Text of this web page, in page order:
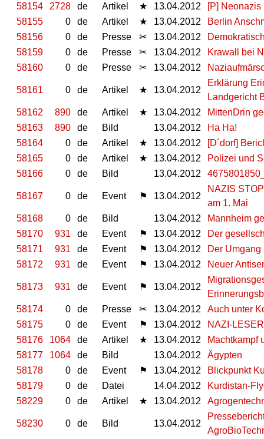
58154
2728 de Artikel ★ 13.04.2012
[P] Neonazis
58155
0 de Artikel ★ 13.04.2012
Berlin
58156
0 de Presse ✂ 13.04.2012
58159
0 de Presse ✂ 13.04.2012
Krawall bei
58160
0 de Presse ✂ 13.04.2012
58161 0 de Artikel ★ 13.04.2012
Erklärung
Landgericht
58162
890 de Artikel ★ 13.04.2012
MittenDrin
58163
890 de Bild 13.04.2012
Ha Ha!
58164
0 de Artikel ★ 13.04.2012
[D´dorf]
58165
0 de Artikel ★ 13.04.2012
Polizei und
58166
0 de Bild 13.04.2012
58167 0 de Event ⚑ 13.04.2012
NAZIS
am 1. Mai
58168
0 de Bild 13.04.2012
Mannheim
58170
931 de Event ⚑ 13.04.2012
Der
58171
931 de Event ⚑ 13.04.2012
Der
58172
931 de Event ⚑ 13.04.2012 Neuer
58173 931 de Event ⚑ 13.04.2012
58174
0 de Presse ✂ 13.04.2012
Auch unter
58175
0 de Event ⚑ 13.04.2012
NAZI-
58176
1064 de Artikel ★ 13.04.2012
Machtkampf
58177
1064 de Bild 13.04.2012
Ägypten
58178
0 de Event ⚑ 13.04.2012
Blickpunkt
58179
0 de Datei 14.04.2012
Kurdistan-
58229
0 de Artikel ★ 13.04.2012
58230 0 de Bild 13.04.2012